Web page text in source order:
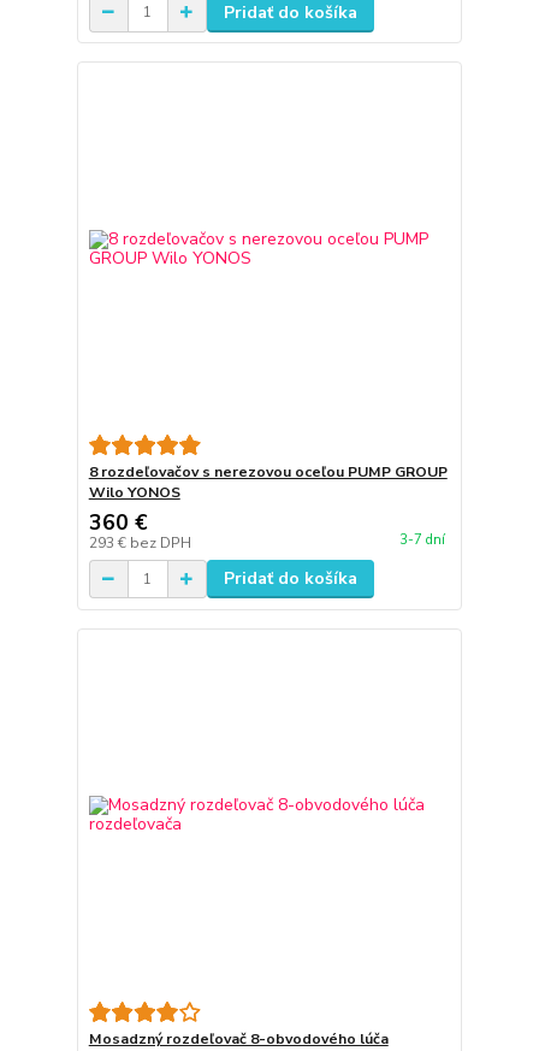
Pridať do košíka
8 rozdeľovačov s nerezovou oceľou PUMP GROUP
Wilo YONOS
360 €
293 € bez DPH 3-7 dní
Pridať do košíka
Mosadzný rozdeľovač 8-obvodového lúča